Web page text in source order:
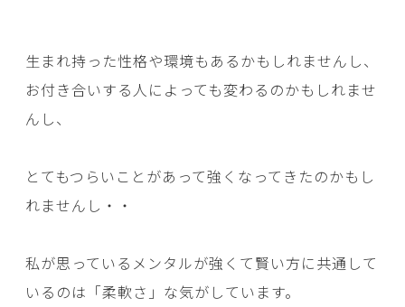
生まれ持った性格や環境もあるかもしれませんし、
お付き合いする人によっても変わるのかもしれませ
んし、
とてもつらいことがあって強くなってきたのかもし
れませんし・・
私が思っているメンタルが強くて賢い方に共通して
いるのは「柔軟さ」な気がしています。